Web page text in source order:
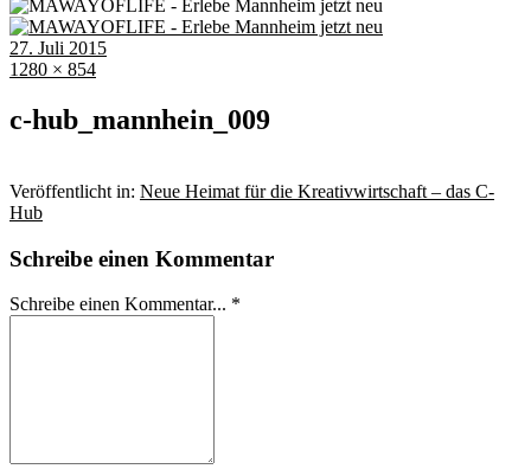
27. Juli 2015
1280 × 854
c-hub_mannhein_009
Veröffentlicht in: Neue Heimat für die Kreativwirtschaft – das C-
Hub
Schreibe einen Kommentar
Schreibe einen Kommentar... *